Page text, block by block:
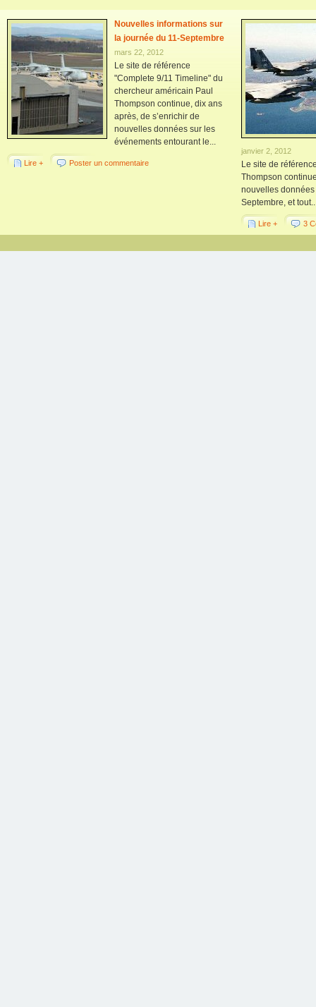
Nouvelles informations sur
la journée du 11-Septembre
mars 22, 2012
Le site de référence
"Complete 9/11 Timeline" du
chercheur américain Paul
Thompson continue, dix ans
après, de s’enrichir de
nouvelles données sur les
événements entourant le...
Lire + Poster un commentaire
janvier 2, 2012
Le site de
Thompson
nouvelles
Septembre, et
Lire + 3